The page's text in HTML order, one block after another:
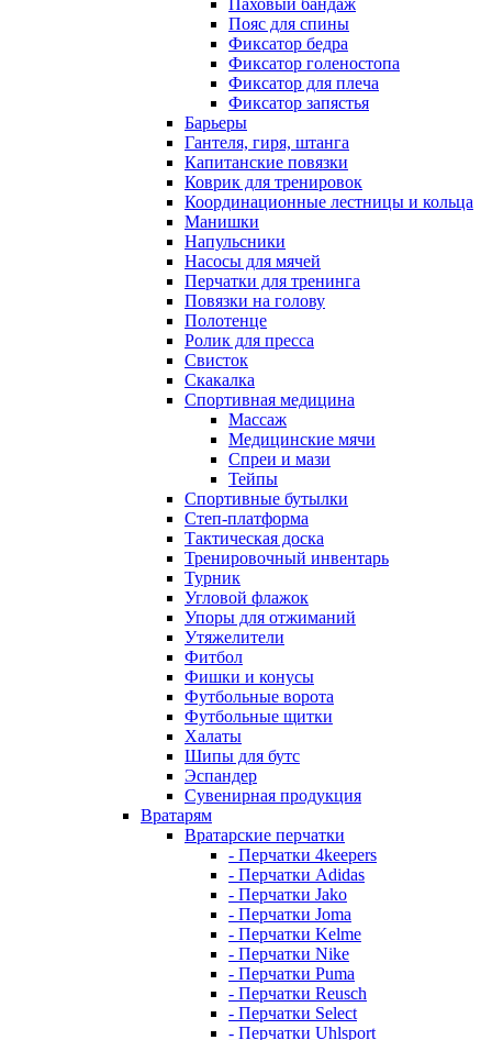
Паховый бандаж
Пояс для спины
Фиксатор бедра
Фиксатор голеностопа
Фиксатор для плеча
Фиксатор запястья
Барьеры
Гантеля, гиря, штанга
Капитанские повязки
Коврик для тренировок
Координационные лестницы и кольца
Манишки
Напульсники
Насосы для мячей
Перчатки для тренинга
Повязки на голову
Полотенце
Ролик для пресса
Свисток
Скакалка
Спортивная медицина
Массаж
Медицинские мячи
Спреи и мази
Тейпы
Спортивные бутылки
Степ-платформа
Тактическая доска
Тренировочный инвентарь
Турник
Угловой флажок
Упоры для отжиманий
Утяжелители
Фитбол
Фишки и конусы
Футбольные ворота
Футбольные щитки
Халаты
Шипы для бутс
Эспандер
Сувенирная продукция
Вратарям
Вратарские перчатки
- Перчатки 4keepers
- Перчатки Adidas
- Перчатки Jako
- Перчатки Joma
- Перчатки Kelme
- Перчатки Nike
- Перчатки Puma
- Перчатки Reusch
- Перчатки Select
- Перчатки Uhlsport